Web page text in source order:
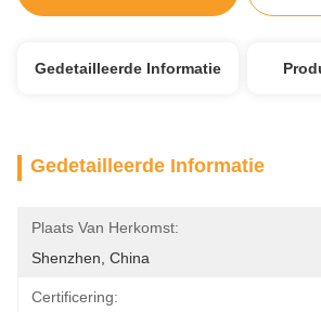
Gedetailleerde Informatie
Gedetailleerde Informatie
Plaats Van Herkomst:
Shenzhen, China
Certificering: